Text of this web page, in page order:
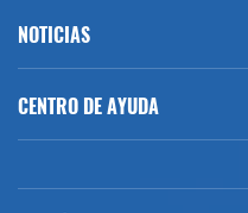
NOTICIAS
CENTRO DE AYUDA